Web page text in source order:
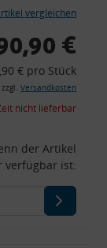
vergleichen
€
€ pro Stück
Versandkosten
nicht lieferbar
der Artikel
verfügbar ist: